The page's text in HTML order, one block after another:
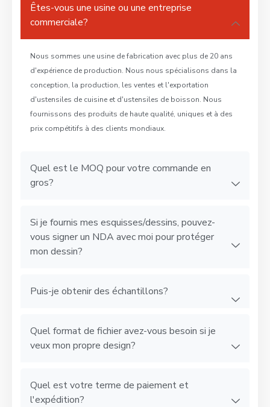
Êtes-vous une usine ou une entreprise
commerciale?
Nous sommes une usine de fabrication avec plus de 20 ans
d'expérience de production. Nous nous spécialisons dans la
conception, la production, les ventes et l'exportation
d'ustensiles de cuisine et d'ustensiles de boisson. Nous
fournissons des produits de haute qualité, uniques et à des
prix compétitifs à des clients mondiaux.
Quel est le MOQ pour votre commande en
gros?
Si je fournis mes esquisses/dessins, pouvez-
vous signer un NDA avec moi pour protéger
mon dessin?
Puis-je obtenir des échantillons?
Quel format de fichier avez-vous besoin si je
veux mon propre design?
Quel est votre terme de paiement et
l'expédition?